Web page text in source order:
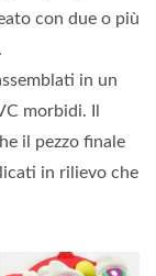
con due o più
in un
morbidi. Il
il pezzo finale
in rilievo che